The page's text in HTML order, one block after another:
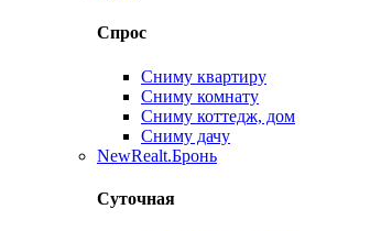
Спрос
Сниму квартиру
Сниму комнату
Сниму коттедж, дом
Сниму дачу
NewRealt.Бронь
Суточная